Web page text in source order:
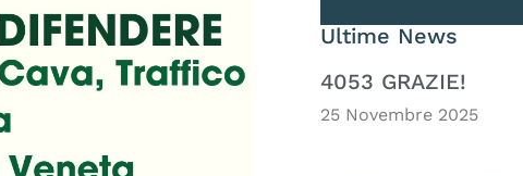
Ultime News
4053 GRAZIE!
25 Novembre 2025